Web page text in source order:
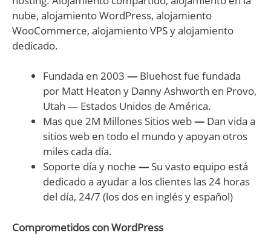
nube, alojamiento WordPress, alojamiento
WooCommerce, alojamiento VPS y alojamiento
dedicado.
Fundada en 2003 — Bluehost fue fundada
por Matt Heaton y Danny Ashworth en Provo,
Utah — Estados Unidos de América.
Mas que 2M Millones Sitios web— Dan vida a
sitios web en todo el mundo y apoyan otros
miles cada día.
Soporte día y noche — Su vasto equipo está
dedicado a ayudar a los clientes las 24 horas
del día, 24/7 (los dos en inglés y español)
Comprometidos con WordPress